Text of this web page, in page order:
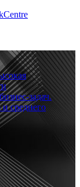
задач.
среднего